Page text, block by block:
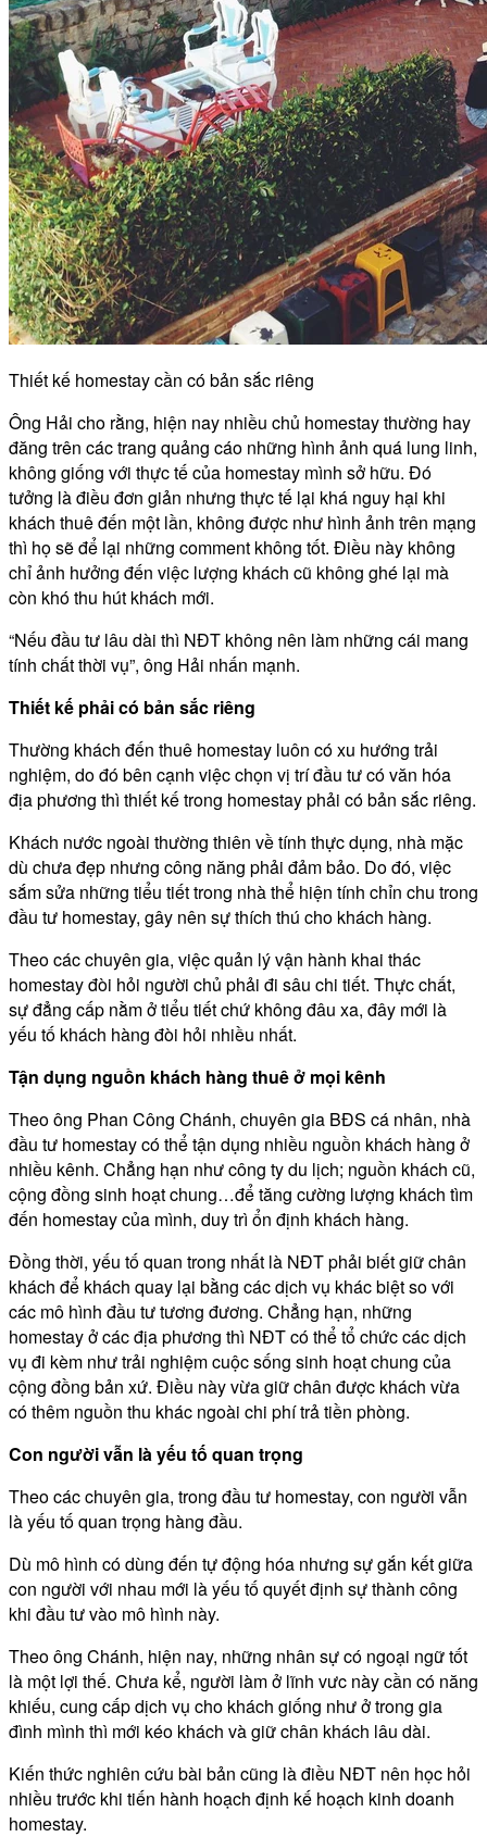
Thiết kế homestay cần có bản sắc riêng
Ông Hải cho rằng, hiện nay nhiều chủ homestay thường hay
đăng trên các trang quảng cáo những hình ảnh quá lung linh,
không giống với thực tế của homestay mình sở hữu. Đó
tưởng là điều đơn giản nhưng thực tế lại khá nguy hại khi
khách thuê đến một lần, không được như hình ảnh trên mạng
thì họ sẽ để lại những comment không tốt. Điều này không
chỉ ảnh hưởng đến việc lượng khách cũ không ghé lại mà
còn khó thu hút khách mới.
“Nếu đầu tư lâu dài thì NĐT không nên làm những cái mang
tính chất thời vụ”, ông Hải nhấn mạnh.
Thiết kế phải có bản sắc riêng
Thường khách đến thuê homestay luôn có xu hướng trải
nghiệm, do đó bên cạnh việc chọn vị trí đầu tư có văn hóa
địa phương thì thiết kế trong homestay phải có bản sắc riêng.
Khách nước ngoài thường thiên về tính thực dụng, nhà mặc
dù chưa đẹp nhưng công năng phải đảm bảo. Do đó, việc
sắm sửa những tiểu tiết trong nhà thể hiện tính chỉn chu trong
đầu tư homestay, gây nên sự thích thú cho khách hàng.
Theo các chuyên gia, việc quản lý vận hành khai thác
homestay đòi hỏi người chủ phải đi sâu chi tiết. Thực chất,
sự đẳng cấp nằm ở tiểu tiết chứ không đâu xa, đây mới là
yếu tố khách hàng đòi hỏi nhiều nhất.
Tận dụng nguồn khách hàng thuê ở mọi kênh
Theo ông Phan Công Chánh, chuyên gia BĐS cá nhân, nhà
đầu tư homestay có thể tận dụng nhiều nguồn khách hàng ở
nhiều kênh. Chẳng hạn như công ty du lịch; nguồn khách cũ,
cộng đồng sinh hoạt chung…để tăng cường lượng khách tìm
đến homestay của mình, duy trì ổn định khách hàng.
Đồng thời, yếu tố quan trong nhất là NĐT phải biết giữ chân
khách để khách quay lại bằng các dịch vụ khác biệt so với
các mô hình đầu tư tương đương. Chẳng hạn, những
homestay ở các địa phương thì NĐT có thể tổ chức các dịch
vụ đi kèm như trải nghiệm cuộc sống sinh hoạt chung của
cộng đồng bản xứ. Điều này vừa giữ chân được khách vừa
có thêm nguồn thu khác ngoài chi phí trả tiền phòng.
Con người vẫn là yếu tố quan trọng
Theo các chuyên gia, trong đầu tư homestay, con người vẫn
là yếu tố quan trọng hàng đầu.
Dù mô hình có dùng đến tự động hóa nhưng sự gắn kết giữa
con người với nhau mới là yếu tố quyết định sự thành công
khi đầu tư vào mô hình này.
Theo ông Chánh, hiện nay, những nhân sự có ngoại ngữ tốt
là một lợi thế. Chưa kể, người làm ở lĩnh vưc này cần có năng
khiếu, cung cấp dịch vụ cho khách giống như ở trong gia
đình mình thì mới kéo khách và giữ chân khách lâu dài.
Kiến thức nghiên cứu bài bản cũng là điều NĐT nên học hỏi
nhiều trước khi tiến hành hoạch định kế hoạch kinh doanh
homestay.